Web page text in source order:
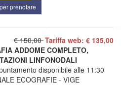
prenotare
€ 150,00Tariffa web: € 135,00
ADDOME COMPLETO,
LINFONODALI
disponibile alle 11:30
ECOGRAFIE - VIGE